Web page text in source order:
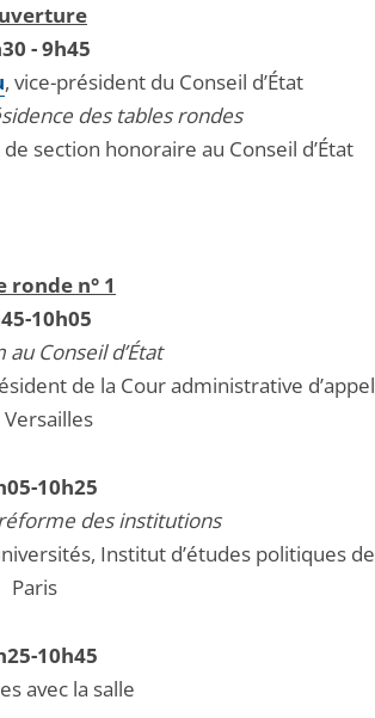
- 9h45
, vice-président du Conseil d’État
des tables rondes
section honoraire au Conseil d’État
ronde n° 1
10h05
Conseil d’État
de la Cour administrative d’appel
Versailles
10h25
des institutions
Institut d’études politiques de
Paris
10h45
avec la salle